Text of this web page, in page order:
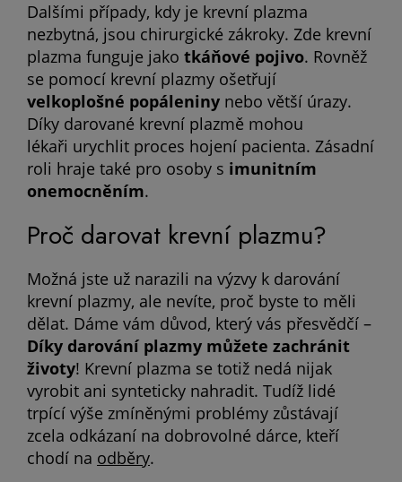
Dalšími případy, kdy je krevní plazma
nezbytná, jsou chirurgické zákroky. Zde krevní
plazma funguje jako tkáňové pojivo. Rovněž
se pomocí krevní plazmy ošetřují
velkoplošné popáleniny nebo větší úrazy.
Díky darované krevní plazmě mohou
lékaři urychlit proces hojení pacienta. Zásadní
roli hraje také pro osoby s imunitním
onemocněním.
Proč darovat krevní plazmu?
Možná jste už narazili na výzvy k darování
krevní plazmy, ale nevíte, proč byste to měli
dělat. Dáme vám důvod, který vás přesvědčí –
Díky darování plazmy můžete zachránit
životy! Krevní plazma se totiž nedá nijak
vyrobit ani synteticky nahradit. Tudíž lidé
trpící výše zmíněnými problémy zůstávají
zcela odkázaní na dobrovolné dárce, kteří
chodí na odběry.